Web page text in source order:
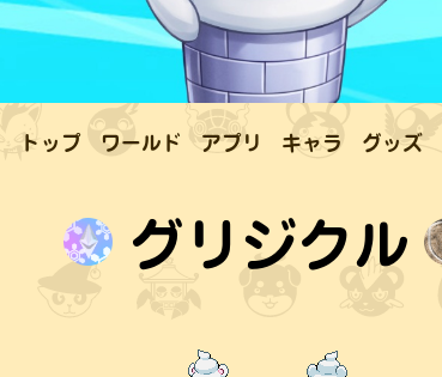
トップ ワールド アプリ キャラ グッズ
グリジクル